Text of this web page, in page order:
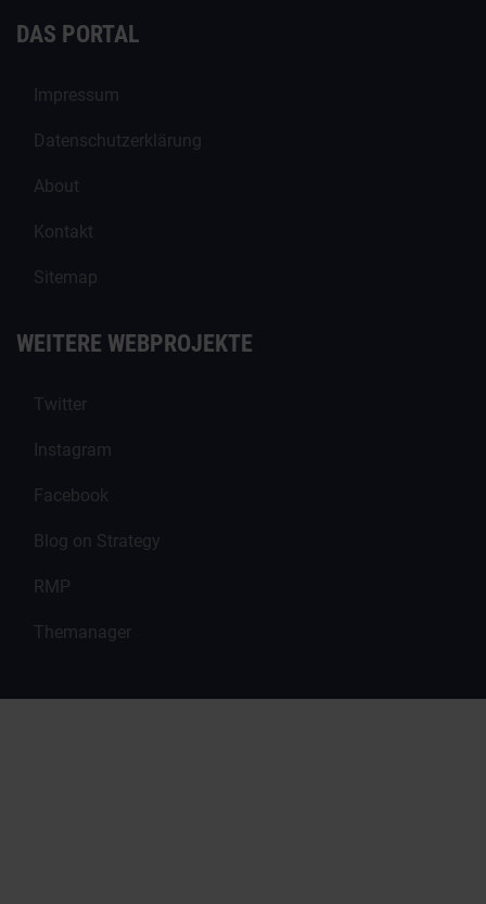
DAS PORTAL
Impressum
Datenschutzerklärung
About
Kontakt
Sitemap
WEITERE WEBPROJEKTE
Twitter
Instagram
Facebook
Blog on Strategy
RMP
Themanager